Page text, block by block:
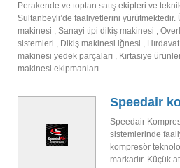
Perakende ve toptan satış ekipleri ve
Sultanbeyli’de faaliyetlerini yürütmektedir.
makinesi , Sanayi tipi dikiş makinesi ,
sistemleri , Dikiş makinesi iğnesi , Hırdavat
makinesi yedek parçaları , Kırtasiye
makinesi ekipmanları
Speedair
Speedair
sistemlerinde
kompresör
markadır. Küçük